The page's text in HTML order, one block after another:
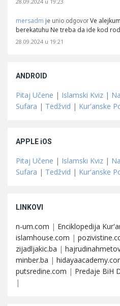
mersadm je unio odgovor Ve
berekatuhu Ne treba da ide kod
28.09.2024 u 19:21
ANDROID
Pitaj Učene | Islamski Kviz |
Sufara | Tedžvid | Kur'anske
APPLE iOS
Pitaj Učene | Islamski Kviz |
Sufara | Tedžvid | Kur'anske
LINKOVI
n-um.com | Enciklopedija
islamhouse.com |
zijadljakic.ba |
minber.ba |
putsredine.com | Predaje BiH
|